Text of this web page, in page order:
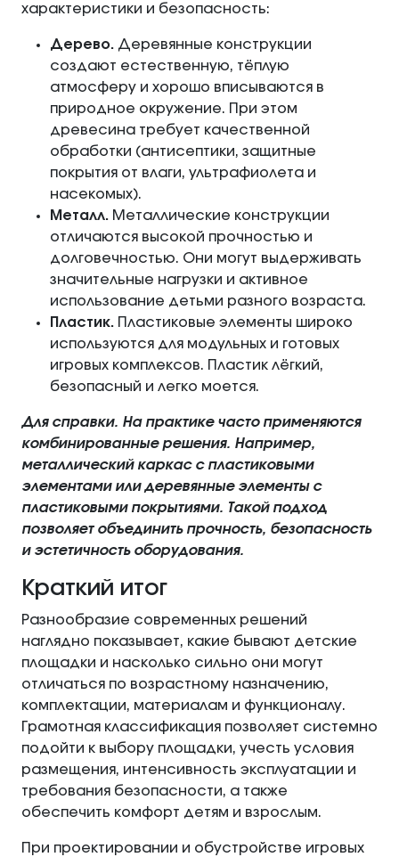
характеристики и безопасность:
Дерево. Деревянные конструкции
создают естественную, тёплую
атмосферу и хорошо вписываются в
природное окружение. При этом
древесина требует качественной
обработки (антисептики, защитные
покрытия от влаги, ультрафиолета и
насекомых).
Металл. Металлические конструкции
отличаются высокой прочностью и
долговечностью. Они могут выдерживать
значительные нагрузки и активное
использование детьми разного возраста.
Пластик. Пластиковые элементы широко
используются для модульных и готовых
игровых комплексов. Пластик лёгкий,
безопасный и легко моется.
Для справки. На практике часто применяются
комбинированные решения. Например,
металлический каркас с пластиковыми
элементами или деревянные элементы с
пластиковыми покрытиями. Такой подход
позволяет объединить прочность, безопасность
и эстетичность оборудования.
Краткий итог
Разнообразие современных решений
наглядно показывает, какие бывают детские
площадки и насколько сильно они могут
отличаться по возрастному назначению,
комплектации, материалам и функционалу.
Грамотная классификация позволяет системно
подойти к выбору площадки, учесть условия
размещения, интенсивность эксплуатации и
требования безопасности, а также
обеспечить комфорт детям и взрослым.
При проектировании и обустройстве игровых